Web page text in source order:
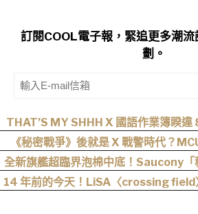
訂閱COOL電子報，緊追更多潮
劃。
THAT’S MY SHHH X 國語作業簿睽違
2」集結熊仔、陳嫺靜、山姆…完整
《秘密戰爭》後就是 X 戰警時代？
司、上映時間與最新爆
全新旗艦超臨界泡棉中底！Saucony「
款發布
14 年前的今天！LiSA〈crossing field